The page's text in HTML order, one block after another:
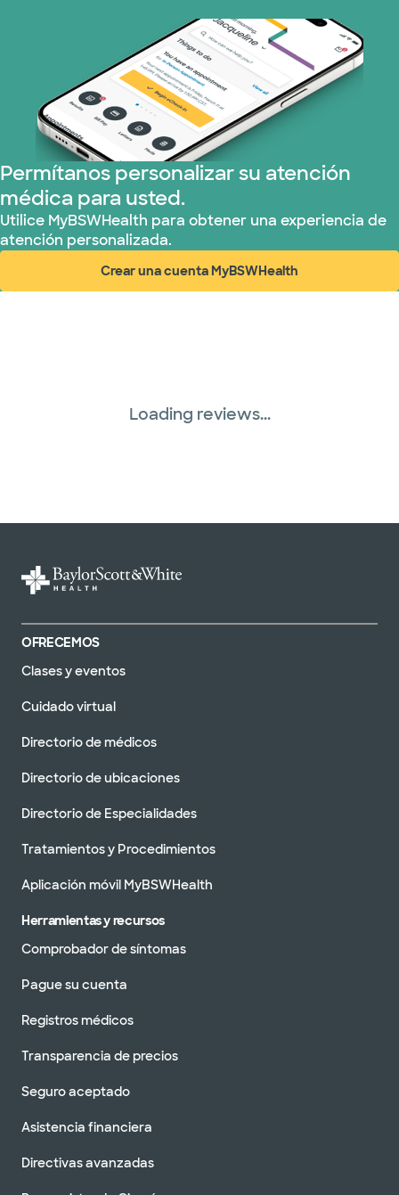
Permítanos personalizar su atención
médica para usted.
Utilice MyBSWHealth para obtener una experiencia de
atención personalizada.
Crear una cuenta MyBSWHealth
(abre en ventana nueva)
Loading reviews...
OFRECEMOS
Clases y eventos
Cuidado virtual
Directorio de médicos
Directorio de ubicaciones
Directorio de Especialidades
Tratamientos y Procedimientos
Aplicación móvil MyBSWHealth
Herramientas y recursos
Comprobador de síntomas
Pague su cuenta
Registros médicos
Transparencia de precios
Seguro aceptado
Asistencia financiera
Directivas avanzadas